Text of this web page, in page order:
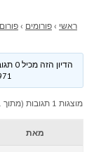
ראשי › פורומים ›
הדיון הזה מכיל 0 תגובות, ויש לו משתתף 1, והוא עודכן לאחרונה ע״י
מוצגות 1 תגובות (מתוך 1 סה״כ)
מאת